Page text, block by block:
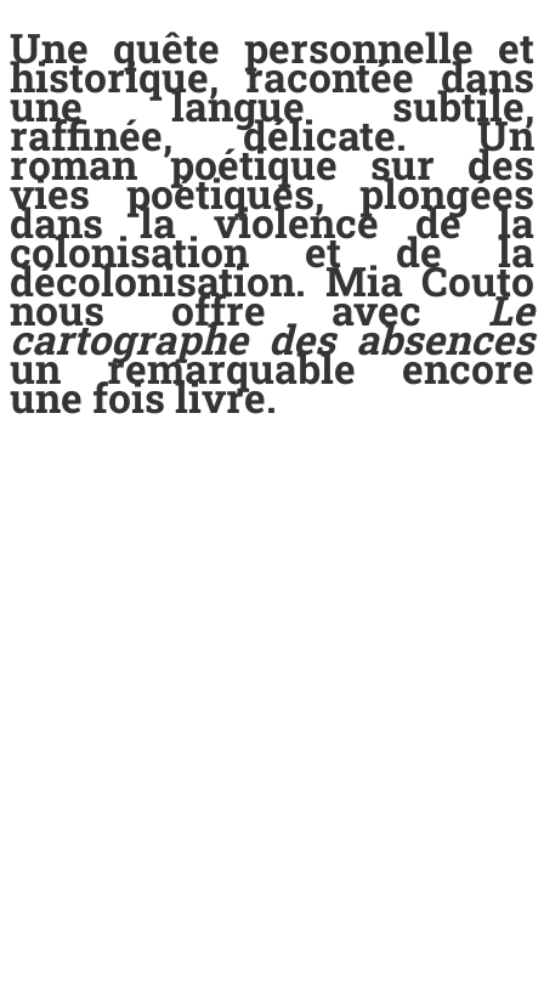
Une quête personnelle et
historique, racontée dans
une langue subtile,
raffinée, délicate. Un
roman poétique sur des
vies poétiques, plongées
dans la violence de la
colonisation et de la
décolonisation. Mia Couto
nous offre avecLe
cartographe des absences
un remarquable encore
une fois livre.